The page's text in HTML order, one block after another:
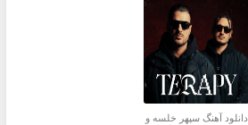
دانلود آهنگ سپهر خلسه و